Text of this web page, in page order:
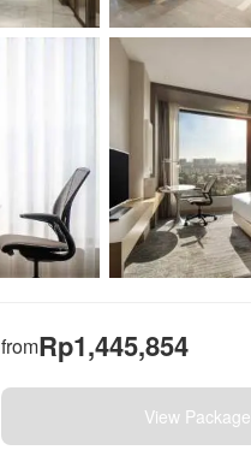
Rp1,445,854
from
View Package